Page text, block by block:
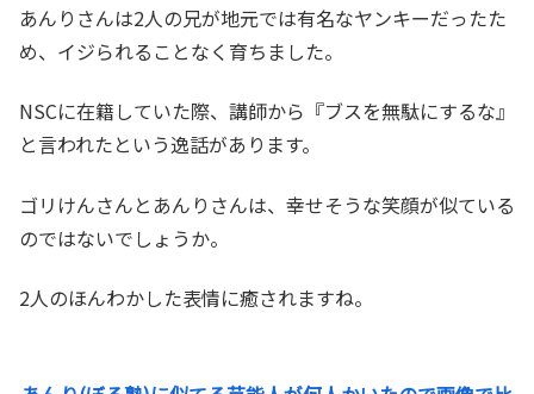
あんりさんは2人の兄が地元では有名なヤンキーだったた
め、イジられることなく育ちました。
NSCに在籍していた際、講師から『ブスを無駄にするな』
と言われたという逸話があります。
ゴリけんさんとあんりさんは、幸せそうな笑顔が似ている
のではないでしょうか。
2人のほんわかした表情に癒されますね。